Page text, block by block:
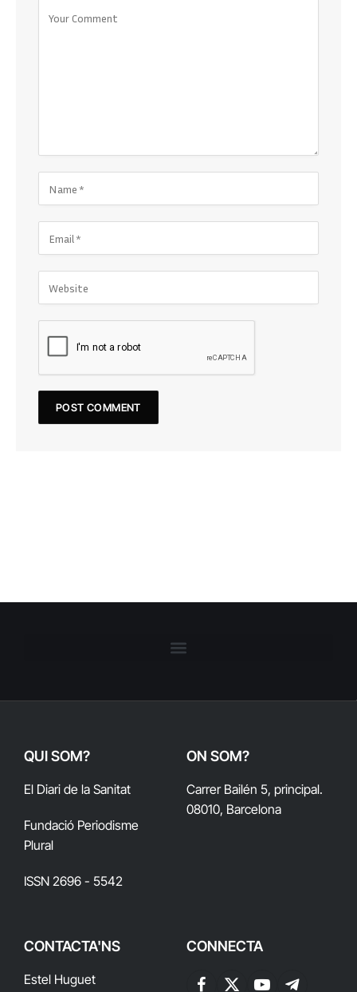
QUI SOM?
El Diari de la Sanitat
Fundació Periodisme
Plural
ISSN 2696 - 5542
ON SOM?
Carrer Bailén 5, principal.
08010, Barcelona
CONTACTA'NS
Estel Huguet
CONNECTA